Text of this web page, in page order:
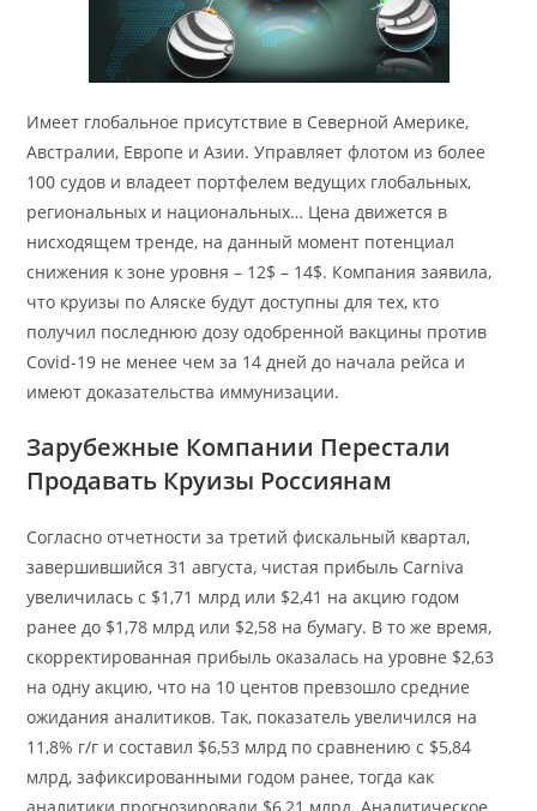
Имеет глобальное присутствие в Северной Америке,
Австралии, Европе и Азии. Управляет флотом из более
100 судов и владеет портфелем ведущих глобальных,
региональных и национальных… Цена движется в
нисходящем тренде, на данный момент потенциал
снижения к зоне уровня – 12$ – 14$. Компания заявила,
что круизы по Аляске будут доступны для тех, кто
получил последнюю дозу одобренной вакцины против
Covid-19 не менее чем за 14 дней до начала рейса и
имеют доказательства иммунизации.
Зарубежные Компании Перестали
Продавать Круизы Россиянам
Согласно отчетности за третий фискальный квартал,
завершившийся 31 августа, чистая прибыль Carniva
увеличилась с $1,71 млрд или $2,41 на акцию годом
ранее до $1,78 млрд или $2,58 на бумагу. В то же время,
скорректированная прибыль оказалась на уровне $2,63
на одну акцию, что на 10 центов превзошло средние
ожидания аналитиков. Так, показатель увеличился на
11,8% г/г и составил $6,53 млрд по сравнению с $5,84
млрд, зафиксированными годом ранее, тогда как